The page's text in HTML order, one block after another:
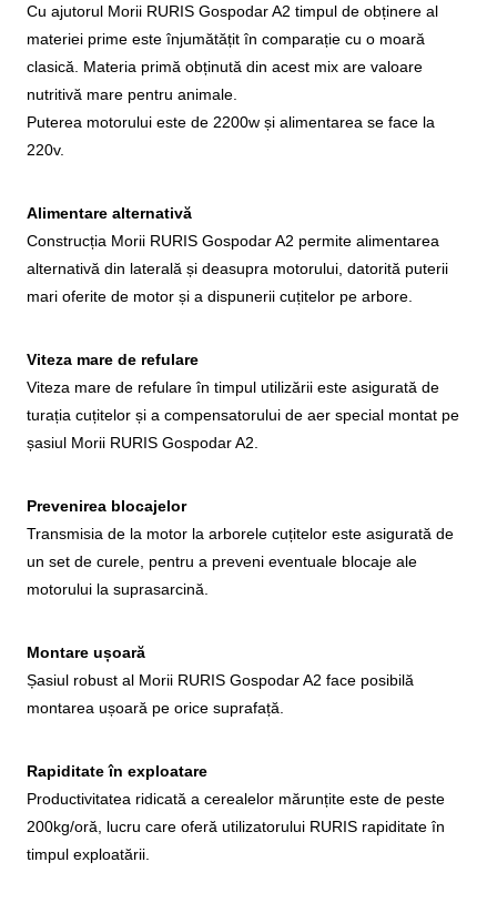
Cu ajutorul Morii RURIS Gospodar A2 timpul de obținere al
materiei prime este înjumătățit în comparație cu o moară
clasică. Materia primă obținută din acest mix are valoare
nutritivă mare pentru animale.
Puterea motorului este de 2200w și alimentarea se face la
220v.
Alimentare alternativă
Construcția Morii RURIS Gospodar A2 permite alimentarea
alternativă din laterală și deasupra motorului, datorită puterii
mari oferite de motor și a dispunerii cuțitelor pe arbore.
Viteza mare de refulare
Viteza mare de refulare în timpul utilizării este asigurată de
turația cuțitelor și a compensatorului de aer special montat pe
șasiul Morii RURIS Gospodar A2.
Prevenirea blocajelor
Transmisia de la motor la arborele cuțitelor este asigurată de
un set de curele, pentru a preveni eventuale blocaje ale
motorului la suprasarcină.
Montare ușoară
Șasiul robust al Morii RURIS Gospodar A2 face posibilă
montarea ușoară pe orice suprafață.
Rapiditate în exploatare
Productivitatea ridicată a cerealelor mărunțite este de peste
200kg/oră, lucru care oferă utilizatorului RURIS rapiditate în
timpul exploatării.